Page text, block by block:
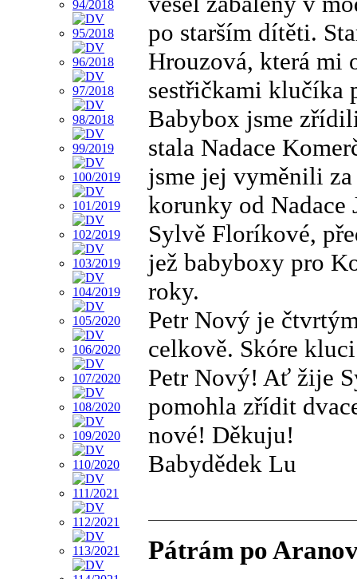
po starším dítěti.
Hrouzová, která mi
sestřičkami klučíka
Babybox jsme
stala Nadace
jsme jej vyměnili za
korunky od
Sylvě Floríkové,
jež babyboxy pro
roky.
Petr Nový je
celkově. Skóre
Petr Nový! Ať žije
pomohla zřídit
nové! Děkuju!
Babydědek Lu
Pátrám po